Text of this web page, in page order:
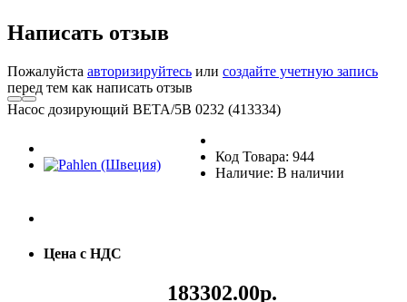
Написать отзыв
Пожалуйста авторизируйтесь или создайте учетную запись
перед тем как написать отзыв
Насос дозирующий BETA/5B 0232 (413334)
Код Товара: 944
Наличие: В наличии
Цена с НДС
183302.00р.